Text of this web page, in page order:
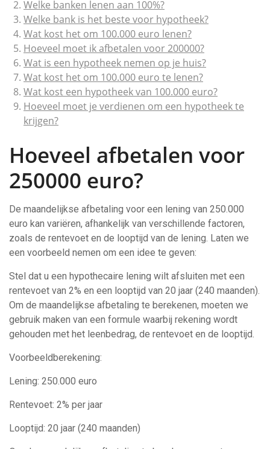
Welke banken lenen aan 100%?
Welke bank is het beste voor hypotheek?
Wat kost het om 100.000 euro lenen?
Hoeveel moet ik afbetalen voor 200000?
Wat is een hypotheek nemen op je huis?
Wat kost het om 100.000 euro te lenen?
Wat kost een hypotheek van 100.000 euro?
Hoeveel moet je verdienen om een hypotheek te
krijgen?
Hoeveel afbetalen voor
250000 euro?
De maandelijkse afbetaling voor een lening van 250.000
euro kan variëren, afhankelijk van verschillende factoren,
zoals de rentevoet en de looptijd van de lening. Laten we
een voorbeeld nemen om een idee te geven:
Stel dat u een hypothecaire lening wilt afsluiten met een
rentevoet van 2% en een looptijd van 20 jaar (240 maanden).
Om de maandelijkse afbetaling te berekenen, moeten we
gebruik maken van een formule waarbij rekening wordt
gehouden met het leenbedrag, de rentevoet en de looptijd.
Voorbeeldberekening:
Lening: 250.000 euro
Rentevoet: 2% per jaar
Looptijd: 20 jaar (240 maanden)